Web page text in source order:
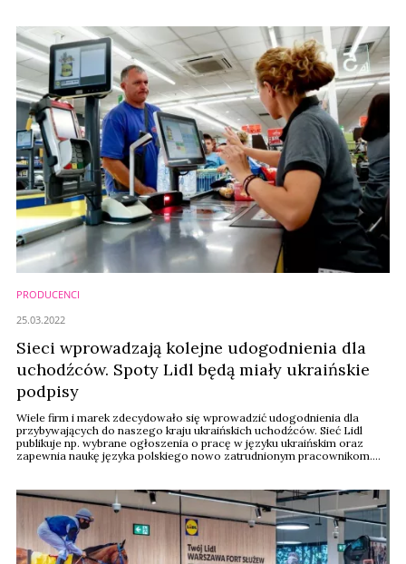
PRODUCENCI
Sieci wprowadzają kolejne udogodnienia dla
uchodźców. Spoty Lidl będą miały ukraińskie
podpisy
Wiele firm i marek zdecydowało się wprowadzić udogodnienia dla
przybywających do naszego kraju ukraińskich uchodźców. Sieć Lidl
publikuje np. wybrane ogłoszenia o pracę w języku ukraińskim oraz
zapewnia naukę języka polskiego nowo zatrudnionym pracownikom.
się podjąć kolejny krok i ...
25.03.2022